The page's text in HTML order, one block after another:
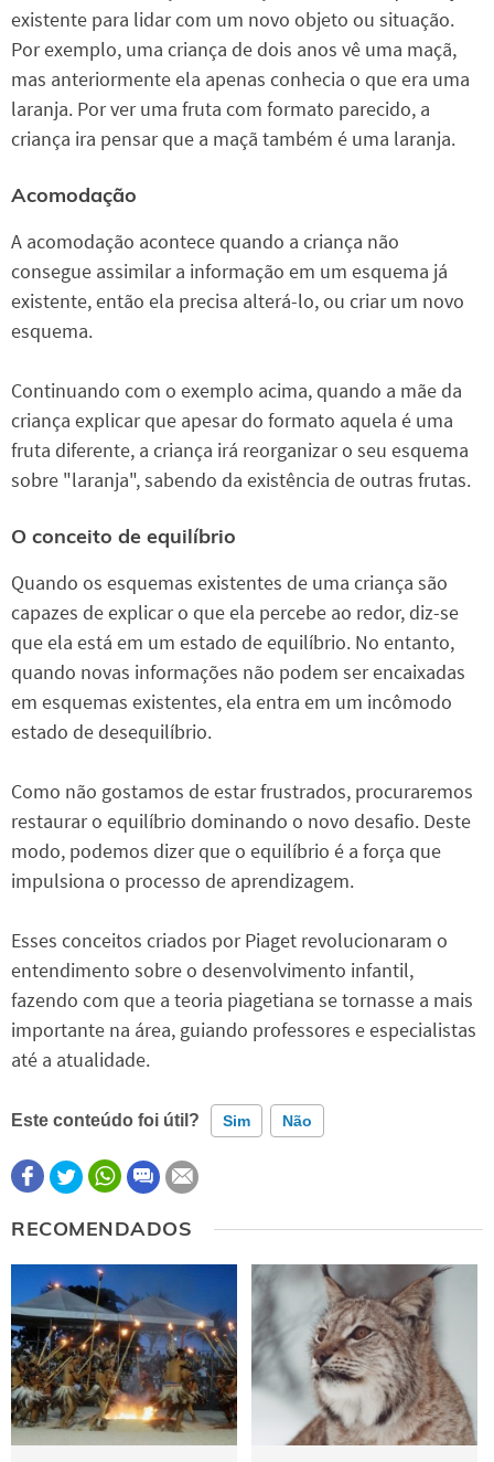
existente para lidar com um novo objeto ou situação.
Por exemplo, uma criança de dois anos vê uma maçã,
mas anteriormente ela apenas conhecia o que era uma
laranja. Por ver uma fruta com formato parecido, a
criança ira pensar que a maçã também é uma laranja.
Acomodação
A acomodação acontece quando a criança não
consegue assimilar a informação em um esquema já
existente, então ela precisa alterá-lo, ou criar um novo
esquema.
Continuando com o exemplo acima, quando a mãe da
criança explicar que apesar do formato aquela é uma
fruta diferente, a criança irá reorganizar o seu esquema
sobre "laranja", sabendo da existência de outras frutas.
O conceito de equilíbrio
Quando os esquemas existentes de uma criança são
capazes de explicar o que ela percebe ao redor, diz-se
que ela está em um estado de equilíbrio. No entanto,
quando novas informações não podem ser encaixadas
em esquemas existentes, ela entra em um incômodo
estado de desequilíbrio.
Como não gostamos de estar frustrados, procuraremos
restaurar o equilíbrio dominando o novo desafio. Deste
modo, podemos dizer que o equilíbrio é a força que
impulsiona o processo de aprendizagem.
Esses conceitos criados por Piaget revolucionaram o
entendimento sobre o desenvolvimento infantil,
fazendo com que a teoria piagetiana se tornasse a mais
importante na área, guiando professores e especialistas
até a atualidade.
Este conteúdo foi útil? Sim Não
Este conteúdo contém informação incorreta
Este conteúdo não tem a informação que procuro
Outro
RECOMENDADOS